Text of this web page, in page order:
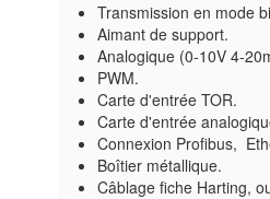
Transmission en mode
Aimant de support.
Analogique (0-10V 4-
PWM.
Carte d'entrée TOR.
Carte d'entrée
Connexion Profibus,
Boîtier métallique.
Câblage fiche Harting,